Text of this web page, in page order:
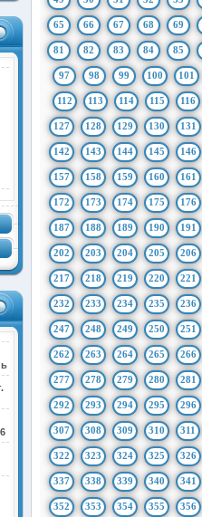
65 66 67 68 69
81 82 83 84 85
97 98 99 100 101
112 113 114 115 116
127 128 129 130 131
142 143 144 145 146
157 158 159 160 161
172 173 174 175 176
187 188 189 190 191
202 203 204 205 206
217 218 219 220 221
232 233 234 235 236
247 248 249 250 251
262 263 264 265 266
277 278 279 280 281
292 293 294 295 296
307 308 309 310 311
322 323 324 325 326
337 338 339 340 341
352 353 354 355 356